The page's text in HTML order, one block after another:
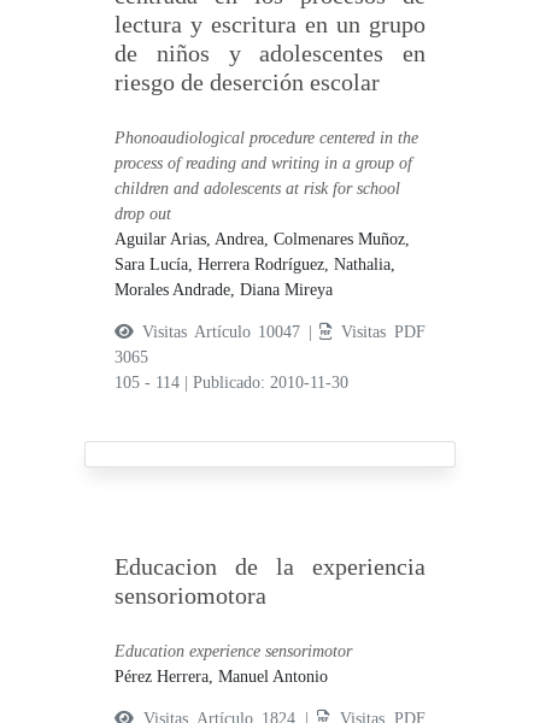
lectura y escritura en un grupo
de niños y adolescentes en
riesgo de deserción escolar
Phonoaudiological procedure centered in the
process of reading and writing in a group of
children and adolescents at risk for school
drop out
Aguilar Arias, Andrea,Colmenares Muñoz,
Sara Lucía,Herrera Rodríguez, Nathalia,
Morales Andrade, Diana Mireya
Visitas Artículo 10047 |
Visitas PDF
3065
105 - 114
|Publicado: 2010-11-30
Educacion de la experiencia
sensoriomotora
Education experience sensorimotor
Pérez Herrera, Manuel Antonio
Visitas Artículo 1824 | Visitas PDF